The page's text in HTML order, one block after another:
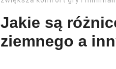
Jakie są
ziemnego a